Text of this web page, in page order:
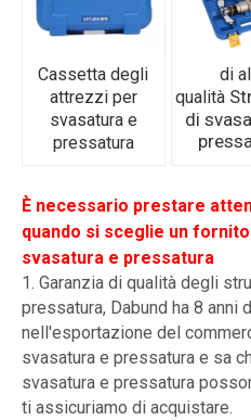
Cassetta degli
attrezzi per
svasatura e
pressatura
di
qualità
di
È necessario prestare
quando si sceglie un
svasatura e pressatura
1. Garanzia di qualità degli
pressatura, Dabund ha 8 anni
nell'esportazione del
svasatura e pressatura e sa
svasatura e pressatura
ti assicuriamo di acquistare.